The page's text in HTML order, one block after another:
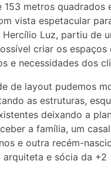
metros quadrados
vista espetacular
Luz, partiu de
criar os espaços
e necessidades dos
de layout pudemos
as estruturas,
deixando a
a família, um
e outra recém-
arquiteta e sócia da +2